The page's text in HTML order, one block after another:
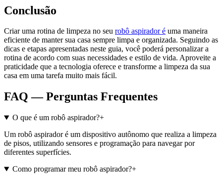
Conclusão
Criar uma rotina de limpeza no seu robô aspirador é uma maneira
eficiente de manter sua casa sempre limpa e organizada. Seguindo as
dicas e etapas apresentadas neste guia, você poderá personalizar a
rotina de acordo com suas necessidades e estilo de vida. Aproveite a
praticidade que a tecnologia oferece e transforme a limpeza da sua
casa em uma tarefa muito mais fácil.
FAQ — Perguntas Frequentes
O que é um robô aspirador?+
Um robô aspirador é um dispositivo autônomo que realiza a limpeza
de pisos, utilizando sensores e programação para navegar por
diferentes superfícies.
Como programar meu robô aspirador?+